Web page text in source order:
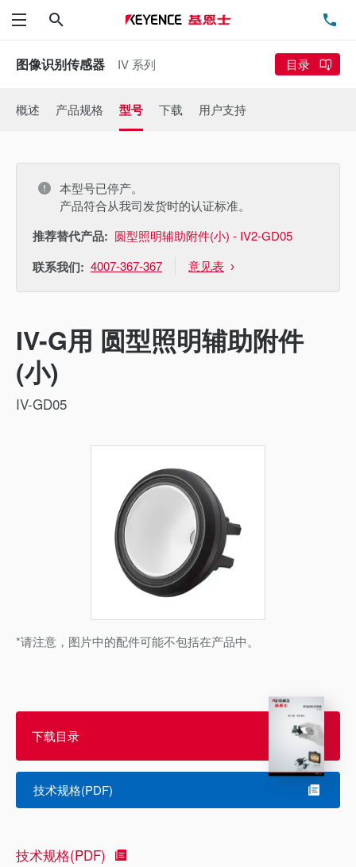
菜单
图像识别传感器 IV 系列 目录
概述 产品规格 型号 下载 用户支持
本型号已停产。
产品符合从我司发货时的认证标准。
推荐替代产品: 圆型照明辅助附件(小) - IV2-GD05
联系我们: 4007-367-367 意见表
IV-G用 圆型照明辅助附件
(小)
IV-GD05
*请注意，图片中的配件可能不包括在产品中。
下载目录
技术规格(PDF)
技术规格(PDF)